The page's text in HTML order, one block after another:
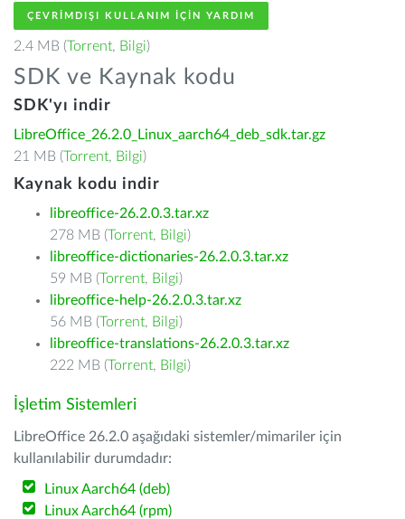
ÇEVRIMDIŞI KULLANIM IÇIN YARDIM
2.4 MB (Torrent, Bilgi)
SDK ve Kaynak kodu
SDK'yı indir
LibreOffice_26.2.0_Linux_aarch64_deb_sdk.tar.gz
21 MB (Torrent, Bilgi)
Kaynak kodu indir
libreoffice-26.2.0.3.tar.xz
278 MB (Torrent, Bilgi)
libreoffice-dictionaries-26.2.0.3.tar.xz
59 MB (Torrent, Bilgi)
libreoffice-help-26.2.0.3.tar.xz
56 MB (Torrent, Bilgi)
libreoffice-translations-26.2.0.3.tar.xz
222 MB (Torrent, Bilgi)
İşletim Sistemleri
LibreOffice 26.2.0 aşağıdaki sistemler/mimariler için
kullanılabilir durumdadır:
Linux Aarch64 (deb)
Linux Aarch64 (rpm)